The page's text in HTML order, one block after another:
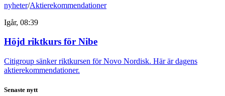
nyheter/Aktierekommendationer
Igår, 08:39
Höjd riktkurs för Nibe
Citigroup sänker riktkursen för Novo Nordisk. Här är dagens
aktierekommendationer.
Senaste nytt